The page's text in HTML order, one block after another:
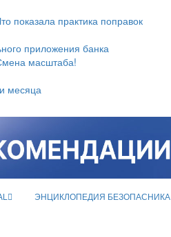
показала практика поправок
приложения банка
масштаба!
месяца
ЭНЦИКЛОПЕДИЯ БЕЗОПАСНИКА